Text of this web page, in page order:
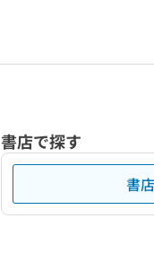
書店で探す
書